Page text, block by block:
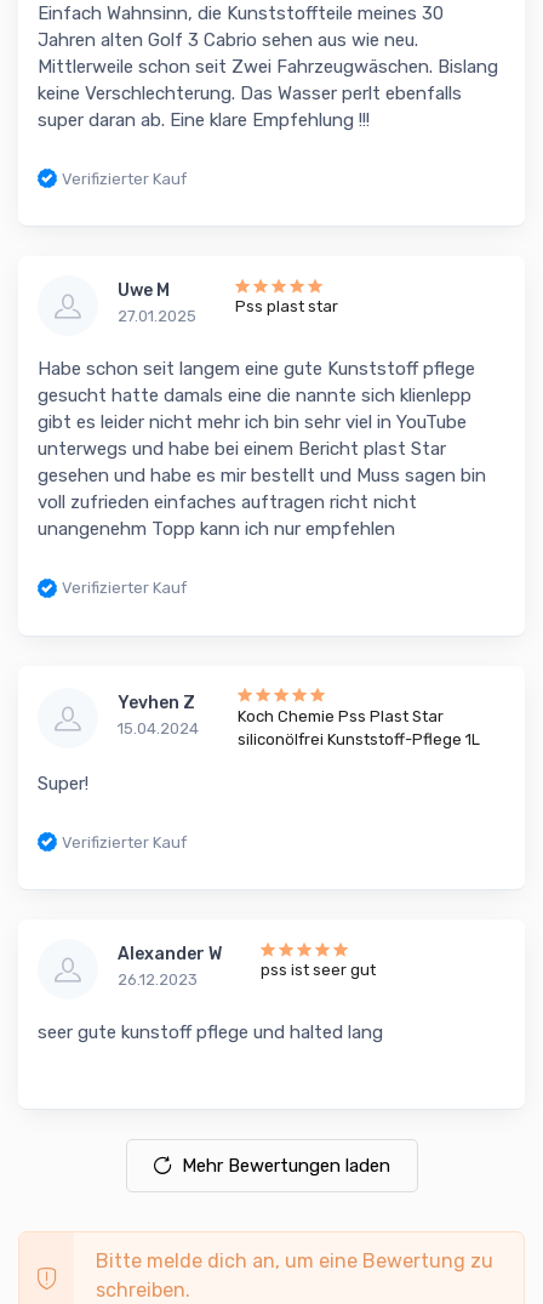
Einfach Wahnsinn, die Kunststoffteile meines 30
Jahren alten Golf 3 Cabrio sehen aus wie neu.
Mittlerweile schon seit Zwei Fahrzeugwäschen. Bislang
keine Verschlechterung. Das Wasser perlt ebenfalls
super daran ab. Eine klare Empfehlung !!!
Verifizierter Kauf
Uwe M
27.01.2025
Pss plast star
Habe schon seit langem eine gute Kunststoff pflege
gesucht hatte damals eine die nannte sich klienlepp
gibt es leider nicht mehr ich bin sehr viel in YouTube
unterwegs und habe bei einem Bericht plast Star
gesehen und habe es mir bestellt und Muss sagen bin
voll zufrieden einfaches auftragen richt nicht
unangenehm Topp kann ich nur empfehlen
Verifizierter Kauf
Yevhen Z
15.04.2024
Koch Chemie Pss Plast Star
siliconölfrei Kunststoff-Pflege 1L
Super!
Verifizierter Kauf
Alexander W
26.12.2023
pss ist seer gut
seer gute kunstoff pflege und halted lang
Mehr Bewertungen laden
Bitte melde dich an, um eine Bewertung zu
schreiben.